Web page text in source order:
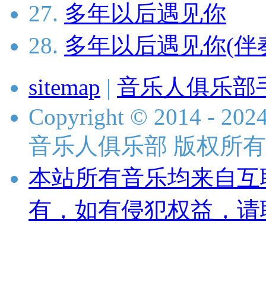
27. 多年以后遇见你
28. 多年以后遇见你(伴
sitemap | 音乐人俱乐部
Copyright © 2014 -
音乐人俱乐部 版权所有
本站所有音乐均来自
有，如有侵犯权益，